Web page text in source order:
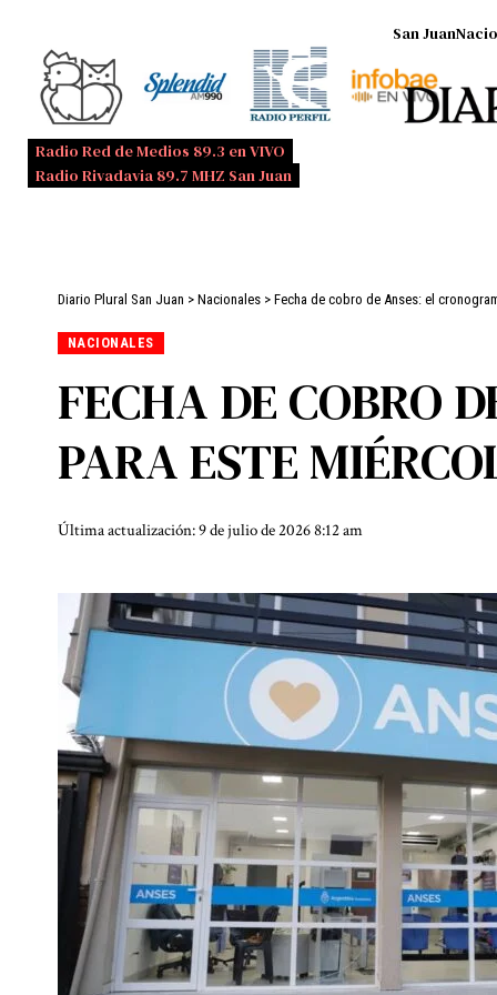
Radio Red de Medios 89.3 en VIVO
Radio Rivadavia 89.7 MHZ San Juan
San Juan
Diario Plural San Juan > Nacionales > Fecha de cobro de Anses: el
NACIONALES
FECHA DE COBRO
PARA ESTE
Última actualización: 9 de julio de 2026 8:12 am